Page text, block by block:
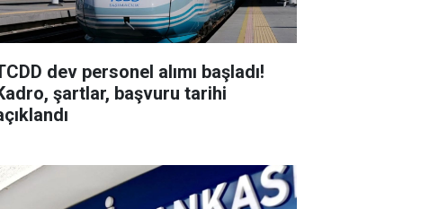
dev personel alımı başladı!
şartlar, başvuru tarihi